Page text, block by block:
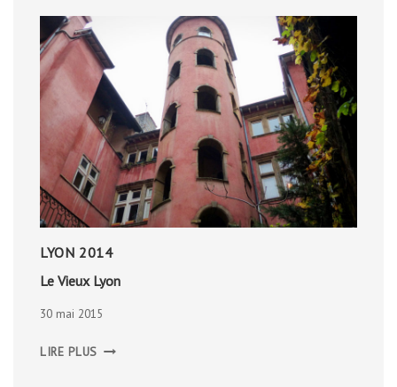
LYON 2014
Le Vieux Lyon
30 mai 2015
LIRE PLUS VIEUX